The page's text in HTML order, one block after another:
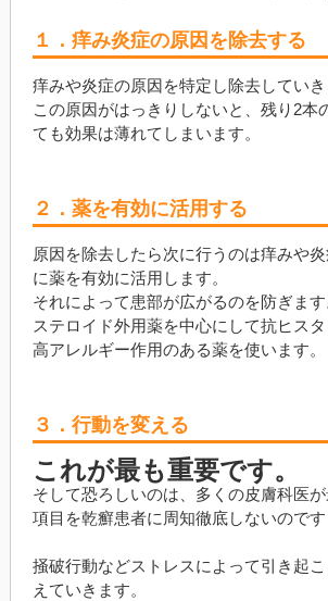
１．痒み炎症の原因を除去する
痒みや炎症の原因を特定し除去していき
この原因がはっきりしないと、残り2本
ても効果は薄れてしまいます。
２．薬を有効に活用する
原因を除去したら次に行うのは痒みや
に薬を有効に活用します。
それによって患部が広がるのを防ぎます
ステロイド外用薬を中心にして抗ヒスタ
高アレルギー作用のある薬を使います。
３．行動を変える
これが最も重要です。
そして恐ろしいのは、多くの皮膚科医
項目を乾癬患者に周知徹底しないのです
掻破行動などストレスによって引き起
えていきます。